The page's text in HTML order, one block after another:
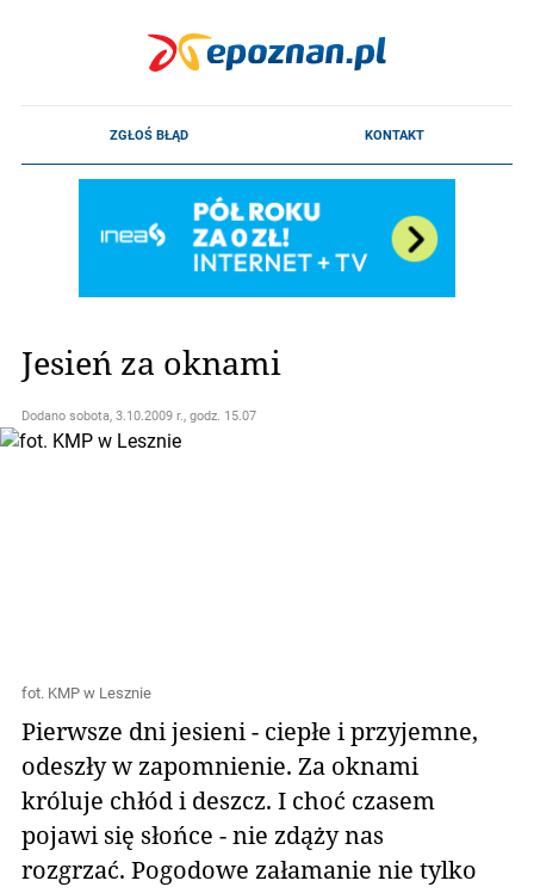
Jesień za oknami
Dodano sobota, 3.10.2009 r., godz. 15.07
fot. KMP w Lesznie
Pierwsze dni jesieni - ciepłe i przyjemne,
odeszły w zapomnienie. Za oknami
króluje chłód i deszcz. I choć czasem
pojawi się słońce - nie zdąży nas
rozgrzać. Pogodowe załamanie nie tylko